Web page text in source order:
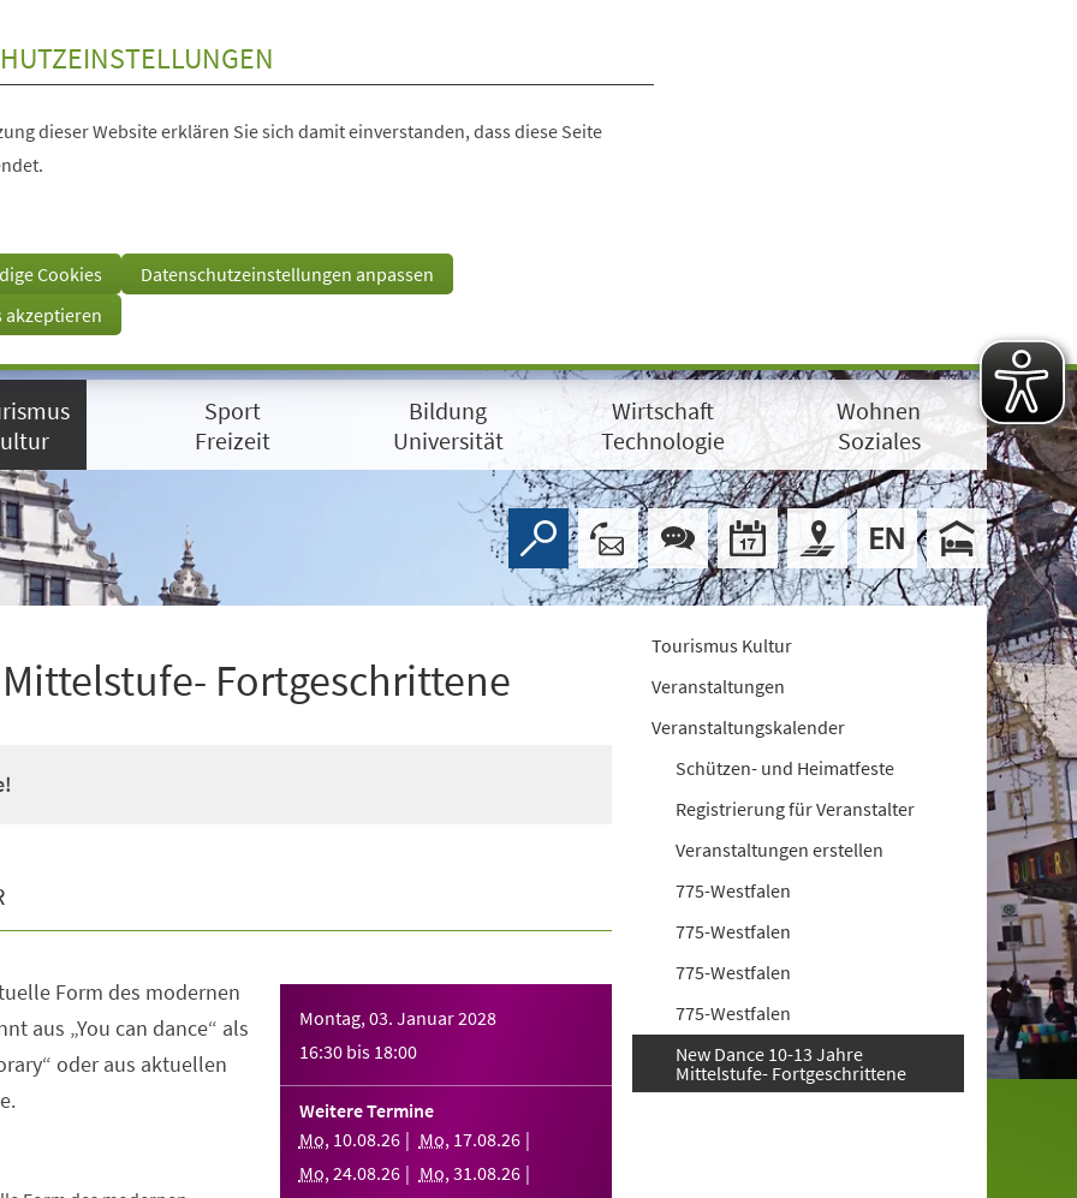
dieser Website erklären Sie sich damit einverstanden, dass diese Seite
Cookies
Datenschutzeinstellungen anpassen
akzeptieren
Sport
Freizeit
Bildung
Universität
Wirtschaft
Technologie
Wohnen
Soziales
Fortgeschrittene
Montag, 03. Januar 2028
16:30 bis 18:00
Weitere Termine
Mo, 10.08.26 Mo, 17.08.26
Mo,24.08.26 Mo,31.08.26
Form des modernen
aus „You can dance“ als
oder aus aktuellen
Tourismus Kultur
Veranstaltungen
Veranstaltungskalender
Schützen- und Heimatfeste
Registrierung für Veranstalter
Veranstaltungen erstellen
775-Westfalen
775-Westfalen
775-Westfalen
775-Westfalen
New Dance 10-13 Jahre
Mittelstufe- Fortgeschrittene